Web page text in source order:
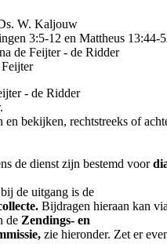
W. Kaljouw
3:5-12 en Mattheus 13:44-
de Feijter - de Ridder
Feijter
- de Ridder
.
en bekijken, rechtstreeks of
de dienst zijn bestemd voor
de uitgang is de
Bijdragen hieraan kan
de Zendings- en
zie hieronder. Zet er